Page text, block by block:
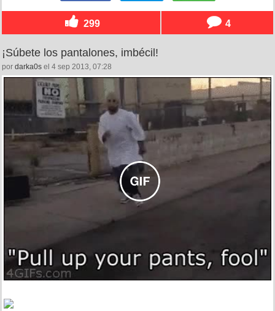
299 4
¡Súbete los pantalones, imbécil!
por darka0s el 4 sep 2013, 07:28